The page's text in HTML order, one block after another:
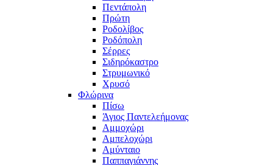
Πεντάπολη
Πρώτη
Ροδολίβος
Ροδόπολη
Σέρρες
Σιδηρόκαστρο
Στρυμωνικό
Χρυσό
Φλώρινα
Πίσω
Άγιος Παντελεήμονας
Αμμοχώρι
Αμπελοχώρι
Αμύνταιο
Παππαγιάννης